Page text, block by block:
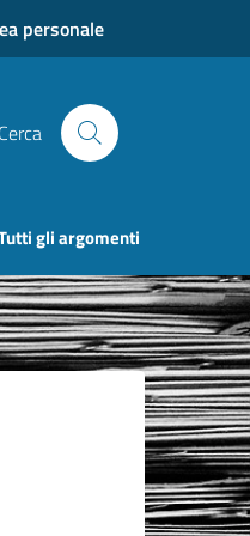
personale
Cerca
gli argomenti